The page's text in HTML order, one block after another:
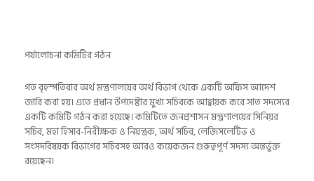
পর্যালোচনা কমিটির গঠন
গত বৃহস্পতিবার অর্থ মন্ত্রণালয়ের অর্থ বিভাগ থেকে একটি অফিস আদেশ
জারি করা হয়। এতে প্রধান উপদেষ্টার মুখ্য সচিবকে আহ্বায়ক করে সাত সদস্যের
একটি কমিটি গঠন করা হয়েছে। কমিটিতে জনপ্রশাসন মন্ত্রণালয়ের সিনিয়র
সচিব, মহা হিসাব-নিরীক্ষক ও নিয়ন্ত্রক, অর্থ সচিব, লেজিসলেটিভ ও
সংসদবিষয়ক বিভাগের সচিবসহ আরও কয়েকজন গুরুত্বপূর্ণ সদস্য অন্তর্ভুক্ত
রয়েছেন।